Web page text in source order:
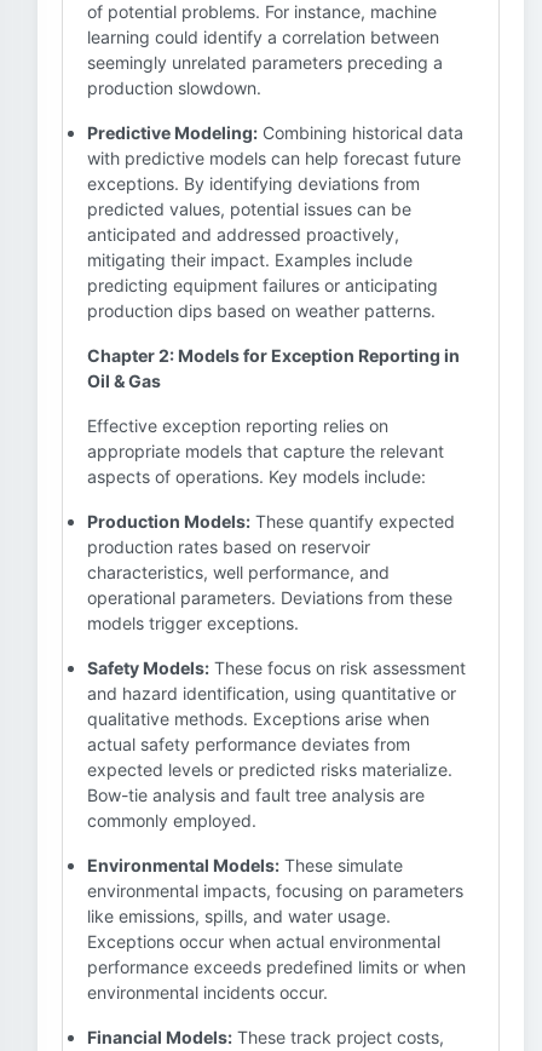
of potential problems. For instance, machine
learning could identify a correlation between
seemingly unrelated parameters preceding a
production slowdown.
Predictive Modeling: Combining historical data
with predictive models can help forecast future
exceptions. By identifying deviations from
predicted values, potential issues can be
anticipated and addressed proactively,
mitigating their impact. Examples include
predicting equipment failures or anticipating
production dips based on weather patterns.
Chapter 2: Models for Exception Reporting in
Oil & Gas
Effective exception reporting relies on
appropriate models that capture the relevant
aspects of operations. Key models include:
Production Models: These quantify expected
production rates based on reservoir
characteristics, well performance, and
operational parameters. Deviations from these
models trigger exceptions.
Safety Models: These focus on risk assessment
and hazard identification, using quantitative or
qualitative methods. Exceptions arise when
actual safety performance deviates from
expected levels or predicted risks materialize.
Bow-tie analysis and fault tree analysis are
commonly employed.
Environmental Models: These simulate
environmental impacts, focusing on parameters
like emissions, spills, and water usage.
Exceptions occur when actual environmental
performance exceeds predefined limits or when
environmental incidents occur.
Financial Models: These track project costs,